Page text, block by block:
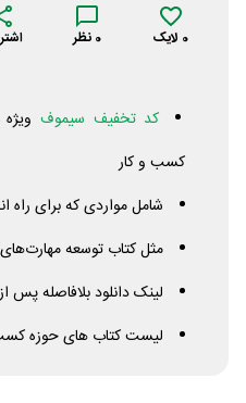
0 لایک 0 نظر
کد تخفیف سیموف
کسب و کار
شامل مواردی که برای راه
مثل کتاب توسعه مهارت‌های مدیران، 1001
لینک دانلود بلافاصله پس
لیست کتاب های حوزه